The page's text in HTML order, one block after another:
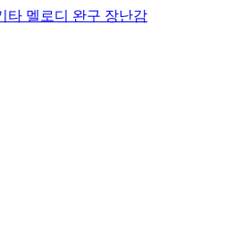
타 멜로디 완구 장난감